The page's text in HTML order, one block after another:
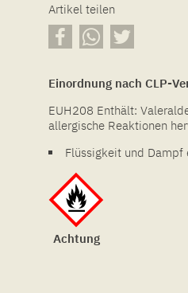
Artikel teilen
Einordnung nach CLP-
EUH208 Enthält:
allergische Reaktionen
Flüssigkeit und Dampf
Achtung